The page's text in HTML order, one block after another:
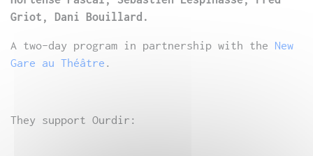
Griot, Dani Bouillard.
A two-day program in partnership with the New
Gare au Théâtre .
They support Ourdir: